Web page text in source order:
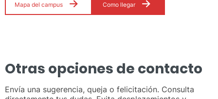
Mapa del campus Como llegar
Otras opciones de contacto
Envía una sugerencia, queja o felicitación. Consulta